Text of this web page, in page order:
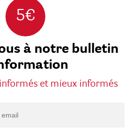
5€
à notre bulletin
et mieux informés